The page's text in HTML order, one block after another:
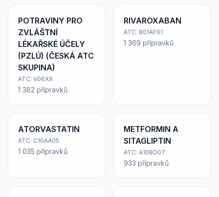
POTRAVINY PRO
ZVLÁŠTNÍ
LÉKAŘSKÉ ÚČELY
(PZLÚ) (ČESKÁ ATC
SKUPINA)
ATC: V06XX
1 382 přípravků
RIVAROXABAN
ATC: B01AF01
1 369 přípravků
ATORVASTATIN
ATC: C10AA05
1 035 přípravků
METFORMIN A
SITAGLIPTIN
ATC: A10BD07
933 přípravků